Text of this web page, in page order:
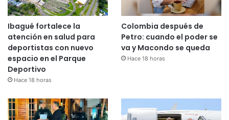
Ibagué fortalece la
atención en salud para
deportistas con nuevo
espacio en el Parque
Deportivo
Hace 18 horas
Colombia después de
Petro: cuando el poder se
va y Macondo se queda
Hace 18 horas